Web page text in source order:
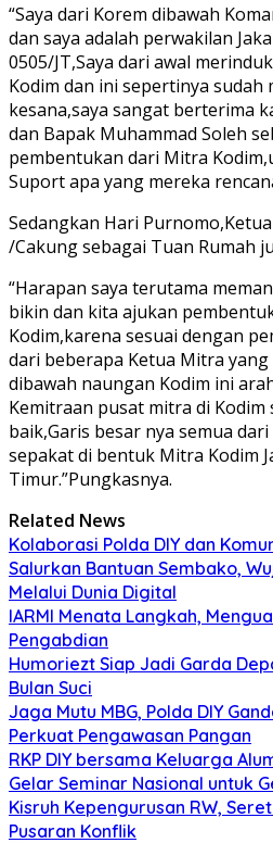
“Saya dari Korem dibawah
dan saya adalah perwakilan
0505/JT,Saya dari awal
Kodim dan ini sepertinya sudah
kesana,saya sangat berterima
dan Bapak Muhammad Soleh
pembentukan dari Mitra
Suport apa yang mereka
Sedangkan Hari
/Cakung sebagai Tuan Rumah
“Harapan saya terutama
bikin dan kita ajukan
Kodim,karena sesuai dengan
dari beberapa Ketua Mitra yang
dibawah naungan Kodim ini
Kemitraan pusat mitra di
baik,Garis besar nya semua
sepakat di bentuk Mitra Kodim
Timur.”Pungkasnya.
Related News
Kolaborasi Polda DIY dan
Salurkan Bantuan Sembako,
Melalui Dunia Digital
IARMI Menata Langkah,
Pengabdian
Humoriezt Siap Jadi Garda
Bulan Suci
Jaga Mutu MBG, Polda DIY
Perkuat Pengawasan Pangan
RKP DIY bersama Keluarga
Gelar Seminar Nasional untuk
Kisruh Kepengurusan RW,
Pusaran Konflik